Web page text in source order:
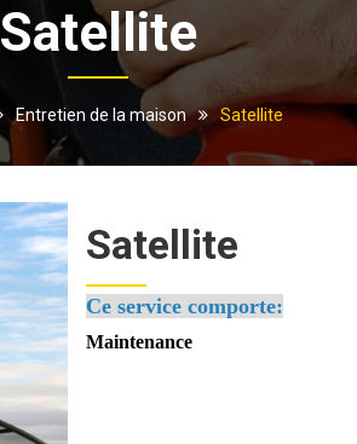
Satellite
Entretien de la maison Satellite
Satellite
Ce service comporte: